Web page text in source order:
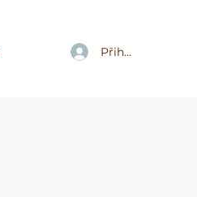
Přihlásit se